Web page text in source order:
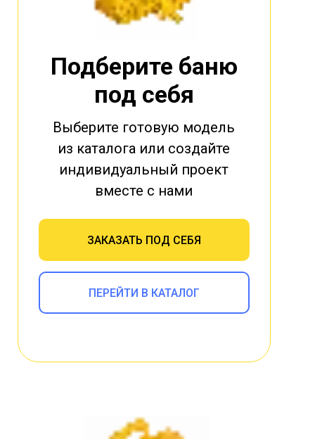
ПЕРЕЙТИ В КАТАЛОГ
Выберите готовую модель
из каталога или создайте
индивидуальный проект
вместе с нами
ЗАКАЗАТЬ ПОД СЕБЯ
Подберите баню
под себя